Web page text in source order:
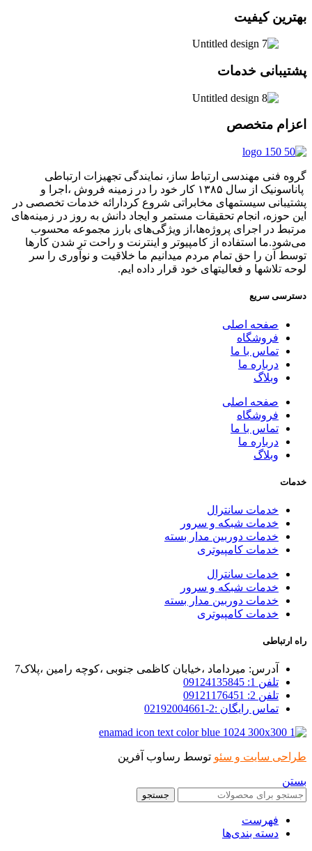
بهترین کیفیت
پشتیبانی خدمات
اعزام متخصص
گروه فنی مهندسی ارتباط ساز، نمایندگی تجهیزات ارتباطی
پاناسونیک از سال ۱۳۸۵ کار خود را در زمینه فروش ،اجرا و
پشتیبانی سیستمهای مخابراتی شروع کردارائه خدمات تخصصی در
این حوزه، انجام تحقیقات مستمر و ایجاد دانش به‌ روز در زمینه‌های
مرتبط در اجرای پروژه‌ها،از ویژگی‌های بارز مجموعه محسوب
می‌شود.ما استفاده از کامپیوتر و اینترنت و راحت تر شدن کارها
توسط آن را حق تمام مردم میدانیم ما خلاقیت و نوآوری را سر
لوحه تلاشها و فعالیتهای خود قرار داده ایم.
دسترسی سریع
صفحه اصلی
فروشگاه
تماس با ما
درباره ما
وبلاگ
صفحه اصلی
فروشگاه
تماس با ما
درباره ما
وبلاگ
خدمات
خدمات سانترال
خدمات شبکه و سرور
خدمات دوربین مدار بسته
خدمات کامپیوتری
خدمات سانترال
خدمات شبکه و سرور
خدمات دوربین مدار بسته
خدمات کامپیوتری
راه ارتباطی
آدرس: میرداماد ،خیابان کاظمی جنوبی ،کوچه رامین ،پلاک7
تلفن 1: 09124135845
تلفن 2: 09121176451
تماس رایگان :2-02192004661
طراحی سایت و سئو توسط رساوب آفرین
بستن
جستجو
فهرست
دسته بندی‌ها